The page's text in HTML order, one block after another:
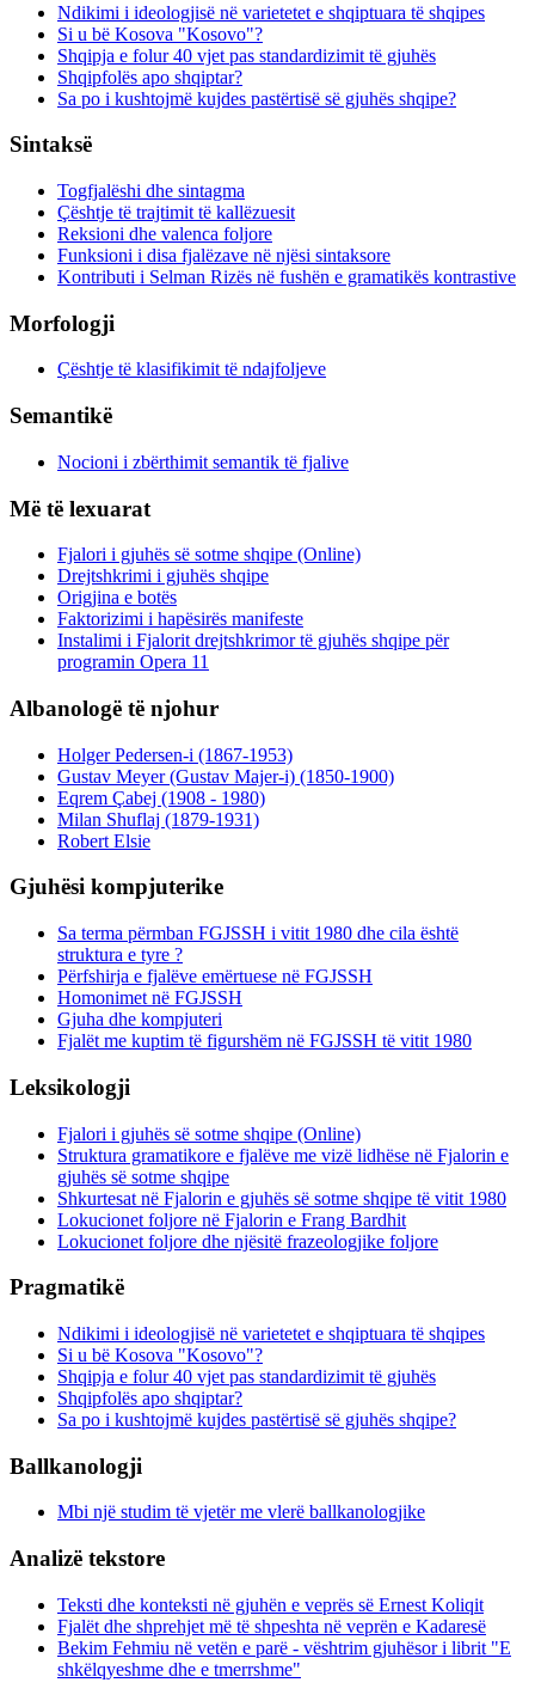
Ndikimi i ideologjisë në varietetet e shqiptuara të shqipes
Si u bë Kosova "Kosovo"?
Shqipja e folur 40 vjet pas standardizimit të gjuhës
Shqipfolës apo shqiptar?
Sa po i kushtojmë kujdes pastërtisë së gjuhës shqipe?
Sintaksë
Togfjalëshi dhe sintagma
Çështje të trajtimit të kallëzuesit
Reksioni dhe valenca foljore
Funksioni i disa fjalëzave në njësi sintaksore
Kontributi i Selman Rizës në fushën e gramatikës kontrastive
Morfologji
Çështje të klasifikimit të ndajfoljeve
Semantikë
Nocioni i zbërthimit semantik të fjalive
Më të lexuarat
Fjalori i gjuhës së sotme shqipe (Online)
Drejtshkrimi i gjuhës shqipe
Origjina e botës
Faktorizimi i hapësirës manifeste
Instalimi i Fjalorit drejtshkrimor të gjuhës shqipe për
programin Opera 11
Albanologë të njohur
Holger Pedersen-i (1867-1953)
Gustav Meyer (Gustav Majer-i) (1850-1900)
Eqrem Çabej (1908 - 1980)
Milan Shuflaj (1879-1931)
Robert Elsie
Gjuhësi kompjuterike
Sa terma përmban FGJSSH i vitit 1980 dhe cila është
struktura e tyre ?
Përfshirja e fjalëve emërtuese në FGJSSH
Homonimet në FGJSSH
Gjuha dhe kompjuteri
Fjalët me kuptim të figurshëm në FGJSSH të vitit 1980
Leksikologji
Fjalori i gjuhës së sotme shqipe (Online)
Struktura gramatikore e fjalëve me vizë lidhëse në Fjalorin e
gjuhës së sotme shqipe
Shkurtesat në Fjalorin e gjuhës së sotme shqipe të vitit 1980
Lokucionet foljore në Fjalorin e Frang Bardhit
Lokucionet foljore dhe njësitë frazeologjike foljore
Pragmatikë
Ndikimi i ideologjisë në varietetet e shqiptuara të shqipes
Si u bë Kosova "Kosovo"?
Shqipja e folur 40 vjet pas standardizimit të gjuhës
Shqipfolës apo shqiptar?
Sa po i kushtojmë kujdes pastërtisë së gjuhës shqipe?
Ballkanologji
Mbi një studim të vjetër me vlerë ballkanologjike
Analizë tekstore
Teksti dhe konteksti në gjuhën e veprës së Ernest Koliqit
Fjalët dhe shprehjet më të shpeshta në veprën e Kadaresë
Bekim Fehmiu në vetën e parë - vështrim gjuhësor i librit "E
shkëlqyeshme dhe e tmerrshme"